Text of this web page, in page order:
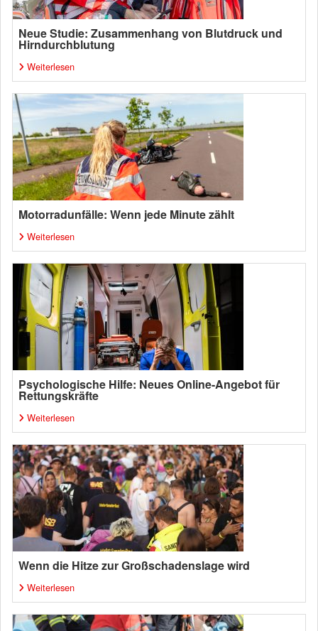
Neue Studie: Zusammenhang von Blutdruck und
Hirndurchblutung
Weiterlesen
Motorradunfälle: Wenn jede Minute zählt
Weiterlesen
Psychologische Hilfe: Neues Online-Angebot für
Rettungskräfte
Weiterlesen
Wenn die Hitze zur Großschadenslage wird
Weiterlesen